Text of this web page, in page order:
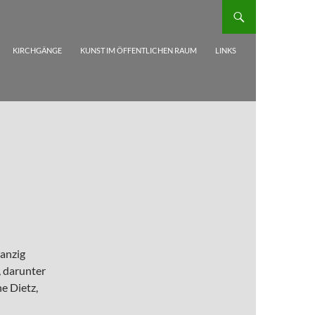
KIRCHGÄNGE KUNST IM ÖFFENTLICHEN RAUM LINKS
darunter
Dietz,